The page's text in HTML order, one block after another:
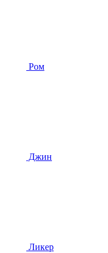
Ром
Джин
Ликер